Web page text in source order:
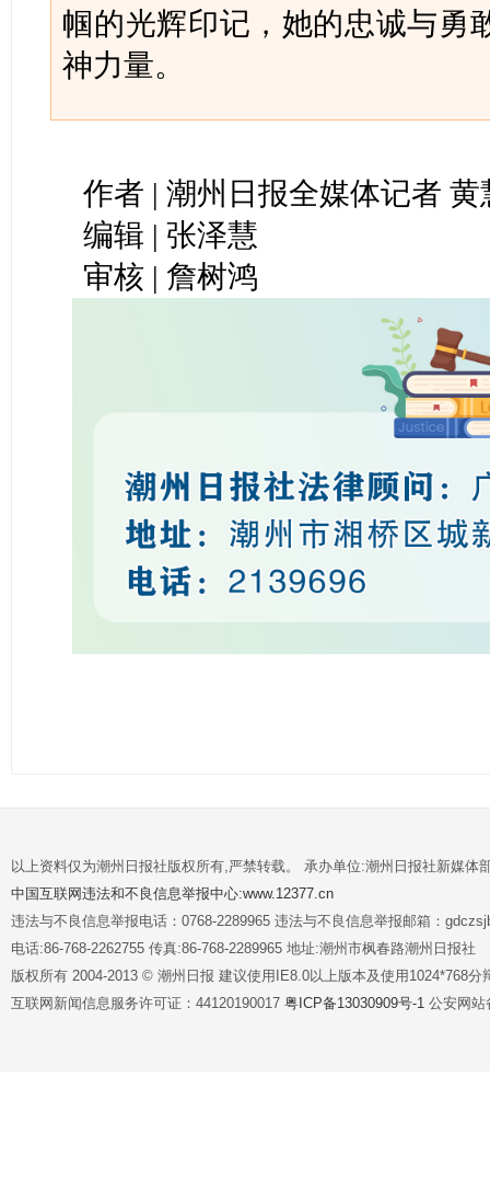
帼的光辉印记，她的忠诚与勇
神力量。
作者 | 潮州日报全媒体记者 黄
编辑 | 张泽慧
审核 | 詹树鸿
以上资料仅为潮州日报社版权所有,严禁转载。 承办单位:潮州日报社新媒体
中国互联网违法和不良信息举报中心:www.12377.cn
违法与不良信息举报电话：0768-2289965 违法与不良信息举报邮箱：
电话:86-768-2262755 传真:86-768-2289965 地址:潮州市枫春路潮州日报社
版权所有 2004-2013 © 潮州日报 建议使用IE8.0以上版本及使用1024*768分
互联网新闻信息服务许可证：44120190017 粤ICP备13030909号-1 公安网站